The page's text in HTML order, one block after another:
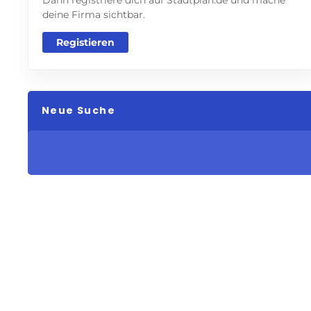
deine Firma sichtbar.
Registieren
Neue Suche